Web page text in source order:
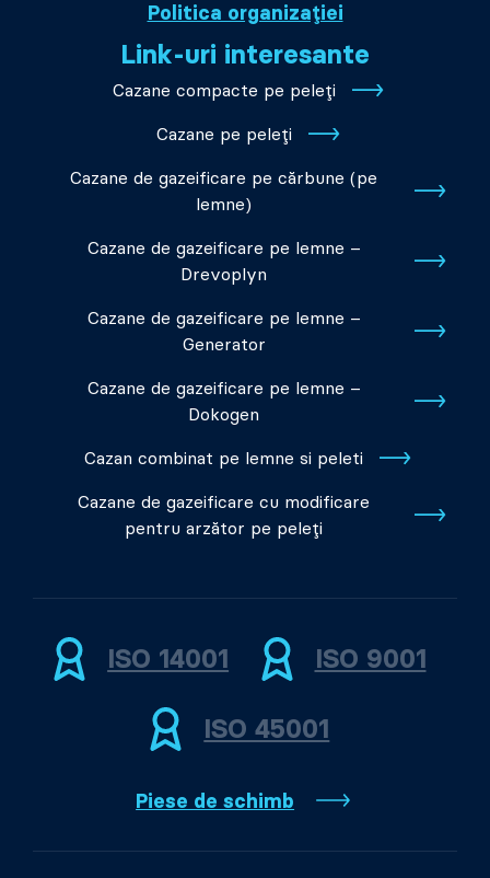
Politica organizației
Link-uri interesante
Cazane compacte pe peleți
Cazane pe peleți
Cazane de gazeificare pe cărbune (pe
lemne)
Cazane de gazeificare pe lemne –
Drevoplyn
Cazane de gazeificare pe lemne –
Generator
Cazane de gazeificare pe lemne –
Dokogen
Cazan combinat pe lemne si peleti
Cazane de gazeificare cu modificare
pentru arzător pe peleți
ISO 14001 ISO 9001
ISO 45001
Piese de schimb